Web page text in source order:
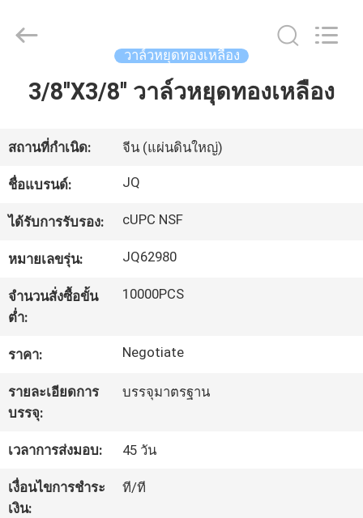
บ้าน
สินค้า
เกี่ยว
กับ
เรา
ทัวร์
โรงงาน
ควบคุม
คุณภาพ
JinQuan
Copper
Reserved.
วาล์วหยุดทองเหลือง
3/8''X3/8'' วาล์วหยุดทองเหลือง
สถานที่กำเนิด: จีน (แผ่นดินใหญ่)
ชื่อแบรนด์: JQ
ได้รับการรับรอง: cUPC NSF
หมายเลขรุ่น: JQ62980
จำนวนสั่งซื้อขั้น
ต่ำ:
10000PCS
ราคา: Negotiate
รายละเอียดการ
บรรจุ:
บรรจุมาตรฐาน
เวลาการส่งมอบ: 45 วัน
เงื่อนไขการชำระ
เงิน:
ที/ที